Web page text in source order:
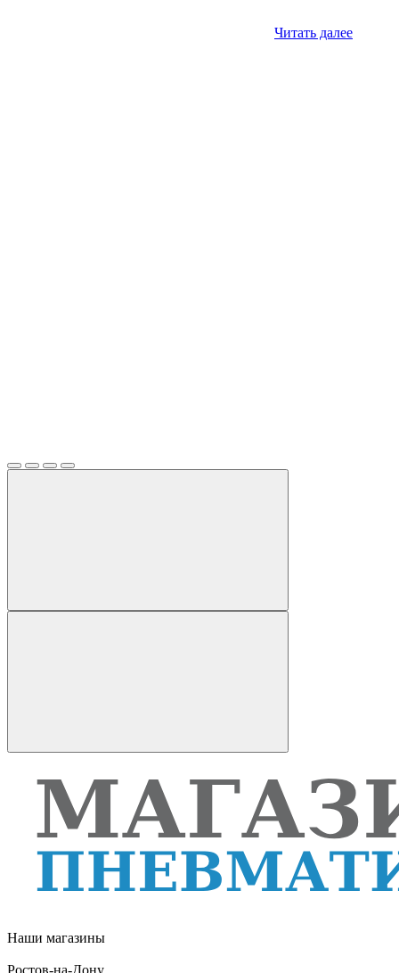
Читать далее
Наши магазины